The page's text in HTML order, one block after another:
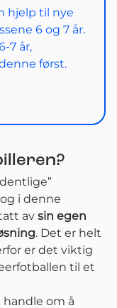
hjelp til nye
6 og 7 år.
7 år,
først.
i denne
av sin egen
. Det er helt
er det viktig
til et
handle om å